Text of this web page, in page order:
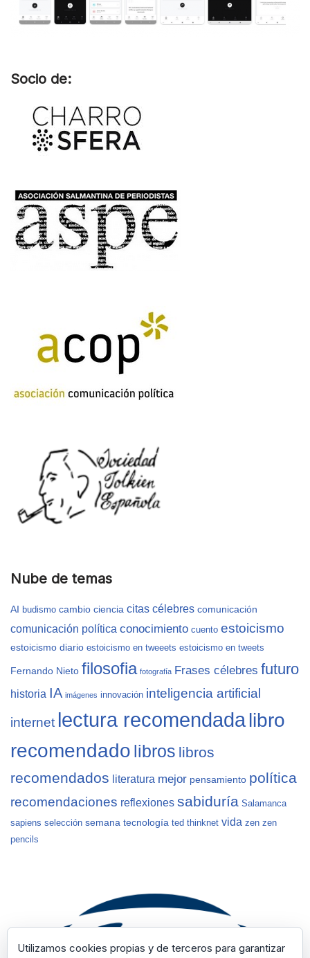
Socio de:
Nube de temas
AI budismo cambio ciencia citas célebres comunicación
comunicación política conocimiento cuento estoicismo
estoicismo diario estoicismo en tweeets estoicismo en tweets
Fernando Nieto filosofia fotografía Frases célebres futuro
historia IA imágenes innovación inteligencia artificial
internet lectura recomendadalibro
recomendado libros libros
recomendados literatura mejor pensamiento política
recomendaciones reflexiones sabiduría Salamanca
sapiens selección semana tecnología ted thinknet vida zen zen
pencils
Utilizamos cookies propias y de terceros para garantizar